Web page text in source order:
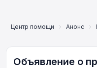
Центр помощи Анонс
Объявление о